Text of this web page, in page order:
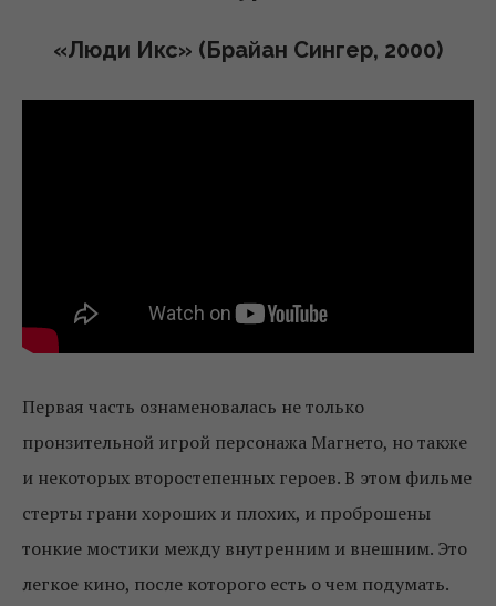
«Люди Икс» (Брайан Сингер, 2000)
Первая часть ознаменовалась не только
пронзительной игрой персонажа Магнето, но также
и некоторых второстепенных героев. В этом фильме
стерты грани хороших и плохих, и проброшены
тонкие мостики между внутренним и внешним. Это
легкое кино, после которого есть о чем подумать.